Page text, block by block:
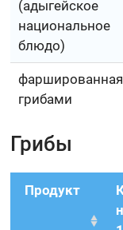
(адыгейское
национальное
блюдо)
фаршированная
грибами
Грибы
Продукт